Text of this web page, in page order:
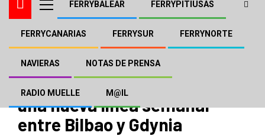
FERRYBALEAR FERRYPITIUSAS
FERRYCANARIAS FERRYSUR FERRYNORTE
NAVIERAS NOTAS DE PRENSA
RADIO MUELLE M@IL
Finnlines refuerza sus
conexiones europeas con
una nueva línea semanal
entre Bilbao y Gdynia